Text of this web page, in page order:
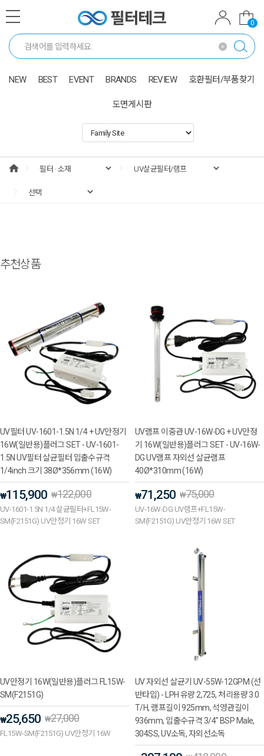
0
NEW BEST EVENT BRANDS REVIEW 호환필터/부품찾기
도면게시판
추천상품
UV필터 UV-1601-1.5N 1/4 + UV안정기
16W(일반용)플러그 SET - UV-1601-
1.5N UV필터 살균필터 입출수규격
1/4inch 크기 38Ø*356mm (16W)
₩115,900 ₩122,000
UV-1601-1.5N 1/4 살균필터+FL15W-
SM(F2151G) UV안정기 16W SET
UV램프 이중관 UV-16W-DG + UV안정
기 16W(일반용)플러그 SET - UV-16W-
DG UV램프 자외선 살균램프
40Ø*310mm (16W)
₩71,250 ₩75,000
UV-16W-DG UV램프+FL15W-
SM(F2151G) UV안정기 16W SET
UV안정기 16W(일반용)플러그 FL15W-
SM(F2151G)
₩25,650 ₩27,000
FL15W-SM(F2151G) UV안정기 16W
UV 자외선 살균기 UV-55W-12GPM (선
반타입) - LPH 유량 2,725, 처리용량 3.0
T/H, 램프길이 925mm, 석영관길이
936mm, 입출수규격 3/4" BSP Male,
304SS, UV소독, 자외선소독